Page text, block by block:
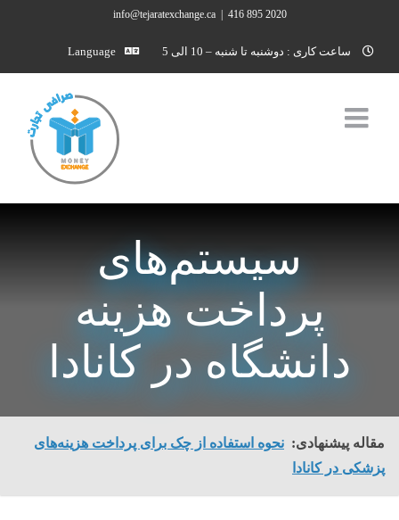
content
2020 895 416
info@tejaratexchange.ca
ساعت کاری : دوشنبه تا شنبه – 10 الی 5 Language
سیستم‌های
پرداخت هزینه
دانشگاه در کانادا
مقاله پیشنهادی: نحوه استفاده از چک برای پرداخت هزینه‌های
پزشکی در کانادا